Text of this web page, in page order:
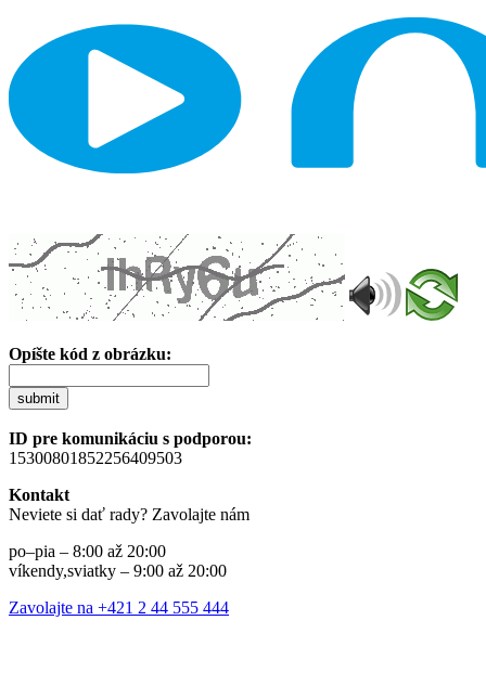
Opíšte kód z obrázku:
submit
ID pre komunikáciu s podporou:
15300801852256409503
Kontakt
Neviete si dať rady? Zavolajte nám
po–pia – 8:00 až 20:00
víkendy,sviatky – 9:00 až 20:00
Zavolajte na +421 2 44 555 444